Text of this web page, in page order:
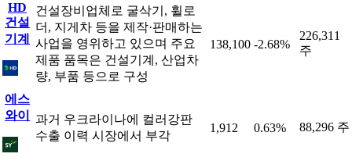
HD
건설
기계
건설장비업체로 굴삭기, 휠로
더, 지게차 등을 제작·판매하는
사업을 영위하고 있으며 주요
제품 품목은 건설기계, 산업차
량, 부품 등으로 구성
138,100 -2.68%
226,311
주
에스
와이
과거 우크라이나에 컬러강판
수출 이력 시장에서 부각
1,912 0.63% 88,296 주